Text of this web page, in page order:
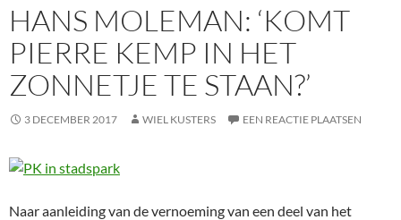
HANS MOLEMAN: ‘KOMT
PIERRE KEMP IN HET
ZONNETJE TE STAAN?’
3 DECEMBER 2017 WIEL KUSTERS EEN REACTIE PLAATSEN
Naar aanleiding van de vernoeming van een deel van het